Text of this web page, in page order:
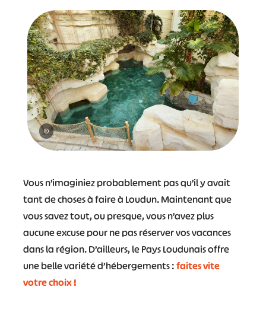
©
Vous n’imaginiez probablement pas qu’il y avait
tant de choses à faire à Loudun. Maintenant que
vous savez tout, ou presque, vous n’avez plus
aucune excuse pour ne pas réserver vos vacances
dans la région. D’ailleurs, le Pays Loudunais offre
une belle variété d’hébergements :faites vite
votre choix !